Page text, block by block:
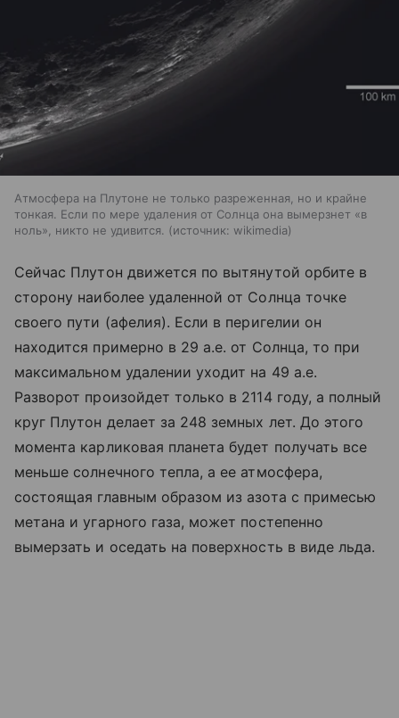
Атмосфера на Плутоне не только разреженная, но и крайне
тонкая. Если по мере удаления от Солнца она вымерзнет «в
ноль», никто не удивится.
источник: wikimedia
Сейчас Плутон движется по вытянутой орбите в
сторону наиболее удаленной от Солнца точке
своего пути (афелия). Если в перигелии он
находится примерно в 29 а.е. от Солнца, то при
максимальном удалении уходит на 49 а.е.
Разворот произойдет только в 2114 году, а полный
круг Плутон делает за 248 земных лет. До этого
момента карликовая планета будет получать все
меньше солнечного тепла, а ее атмосфера,
состоящая главным образом из азота с примесью
метана и угарного газа, может постепенно
вымерзать и оседать на поверхность в виде льда.